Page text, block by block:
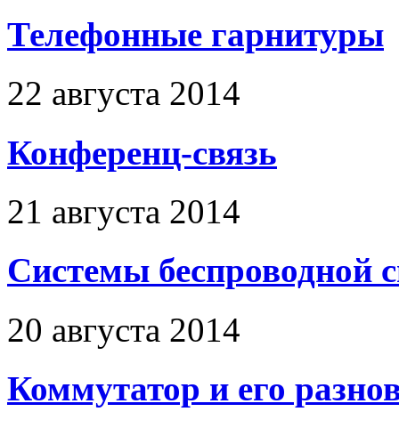
Телефонные гарнитуры
22 августа 2014
Конференц-связь
21 августа 2014
Системы беспроводной
20 августа 2014
Коммутатор и его